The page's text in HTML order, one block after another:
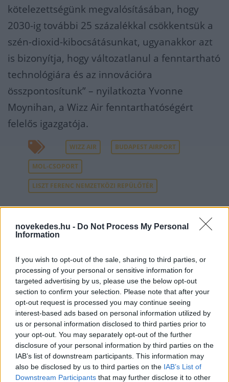
novekedes.hu - Do Not Process My Personal
Information
If you wish to opt-out of the sale, sharing to third parties, or
processing of your personal or sensitive information for
targeted advertising by us, please use the below opt-out
section to confirm your selection. Please note that after your
opt-out request is processed you may continue seeing
interest-based ads based on personal information utilized by
us or personal information disclosed to third parties prior to
your opt-out. You may separately opt-out of the further
disclosure of your personal information by third parties on the
IAB’s list of downstream participants. This information may
also be disclosed by us to third parties on the IAB’s List of
Downstream Participants that may further disclose it to other
kötelezettségünk megvalósításában, hogy
2030-ig további 25 százalékkal csökkentsük a
szén-dioxid-kibocsátásunkat, ugyanakkor azt
is bizonyítja, hogy változatlanul a fenntartható
technológiára és az innovációra
összpontosítunk” – nyilatkozta Yvonne
Moynihan, a Wizz Air fenntarthatóségért
felelős igazgatója.
WIZZ AIR BUDAPEST AIRPORT
MOL-CSOPORT
LISZT FERENC NEMZETKÖZI REPÜLŐTÉR
Budapest Airport hírek
A Budapest Airport példát mutatna a
többi európai repülőtérnek
Megvan a Budapest Airport új
vezérigazgatója
Budapest Airport: megint rengeteget
repülünk
A Budapest Airport bővíti a repülőtéri
e-töltő infrastruktúráját